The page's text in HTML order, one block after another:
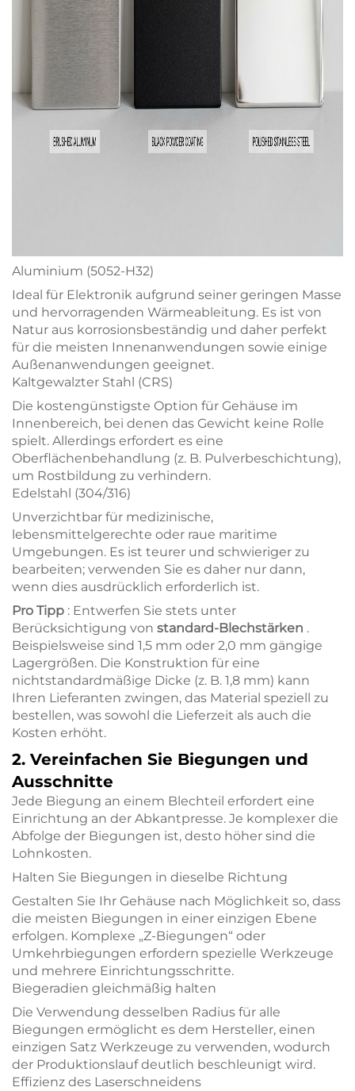
Aluminium (5052-H32)
Ideal für Elektronik aufgrund seiner geringen Masse
und hervorragenden Wärmeableitung. Es ist von
Natur aus korrosionsbeständig und daher perfekt
für die meisten Innenanwendungen sowie einige
Außenanwendungen geeignet.
Kaltgewalzter Stahl (CRS)
Die kostengünstigste Option für Gehäuse im
Innenbereich, bei denen das Gewicht keine Rolle
spielt. Allerdings erfordert es eine
Oberflächenbehandlung (z. B. Pulverbeschichtung),
um Rostbildung zu verhindern.
Edelstahl (304/316)
Unverzichtbar für medizinische,
lebensmittelgerechte oder raue maritime
Umgebungen. Es ist teurer und schwieriger zu
bearbeiten; verwenden Sie es daher nur dann,
wenn dies ausdrücklich erforderlich ist.
Pro Tipp : Entwerfen Sie stets unter
Berücksichtigung von standard-Blechstärken .
Beispielsweise sind 1,5 mm oder 2,0 mm gängige
Lagergrößen. Die Konstruktion für eine
nichtstandardmäßige Dicke (z. B. 1,8 mm) kann
Ihren Lieferanten zwingen, das Material speziell zu
bestellen, was sowohl die Lieferzeit als auch die
Kosten erhöht.
2. Vereinfachen Sie Biegungen und
Ausschnitte
Jede Biegung an einem Blechteil erfordert eine
Einrichtung an der Abkantpresse. Je komplexer die
Abfolge der Biegungen ist, desto höher sind die
Lohnkosten.
Halten Sie Biegungen in dieselbe Richtung
Gestalten Sie Ihr Gehäuse nach Möglichkeit so, dass
die meisten Biegungen in einer einzigen Ebene
erfolgen. Komplexe „Z-Biegungen“ oder
Umkehrbiegungen erfordern spezielle Werkzeuge
und mehrere Einrichtungsschritte.
Biegeradien gleichmäßig halten
Die Verwendung desselben Radius für alle
Biegungen ermöglicht es dem Hersteller, einen
einzigen Satz Werkzeuge zu verwenden, wodurch
der Produktionslauf deutlich beschleunigt wird.
Effizienz des Laserschneidens